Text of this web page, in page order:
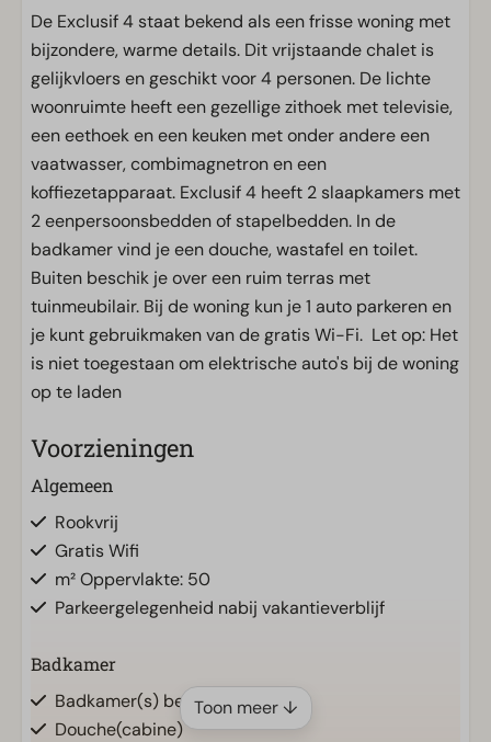
De Exclusif 4 staat bekend als een frisse woning met
bijzondere, warme details. Dit vrijstaande chalet is
gelijkvloers en geschikt voor 4 personen. De lichte
woonruimte heeft een gezellige zithoek met televisie,
een eethoek en een keuken met onder andere een
vaatwasser, combimagnetron en een
koffiezetapparaat. Exclusif 4 heeft 2 slaapkamers met
2 eenpersoonsbedden of stapelbedden. In de
badkamer vind je een douche, wastafel en toilet.
Buiten beschik je over een ruim terras met
tuinmeubilair. Bij de woning kun je 1 auto parkeren en
je kunt gebruikmaken van de gratis Wi-Fi. Let op: Het
is niet toegestaan om elektrische auto's bij de woning
op te laden
Voorzieningen
Algemeen
Rookvrij
Gratis Wifi
m² Oppervlakte: 50
Parkeergelegenheid nabij vakantieverblijf
Badkamer
Badkamer(s) beneden: 1
Douche(cabine)
Toon meer ↓